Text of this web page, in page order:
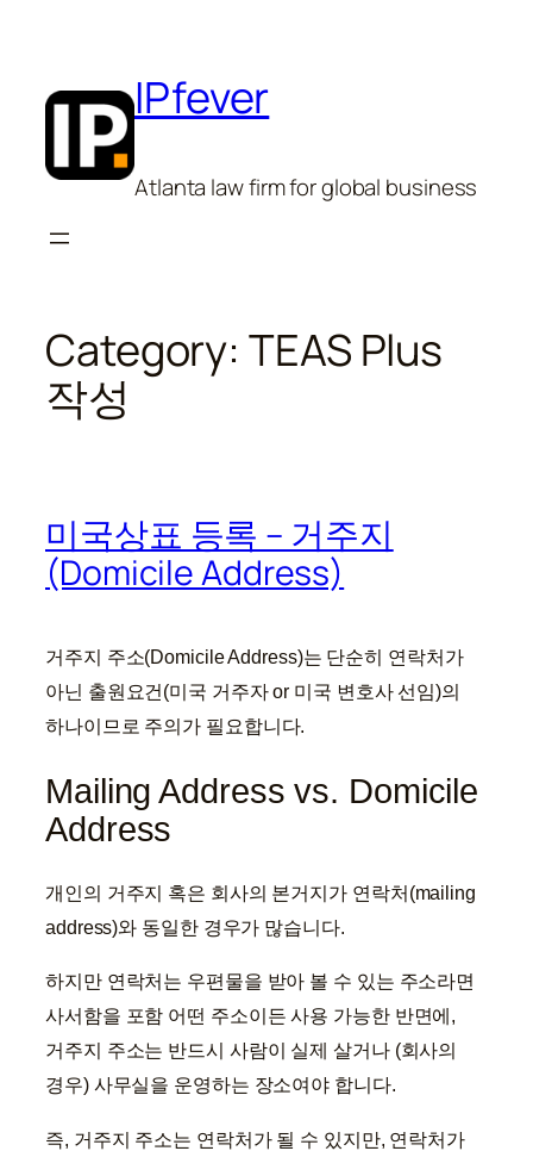
IPfever
Atlanta law firm for global business
Category: TEAS Plus
작성
미국상표 등록 – 거주지
(Domicile Address)
거주지 주소(Domicile Address)는 단순히 연락처가
아닌 출원요건(미국 거주자 or 미국 변호사 선임)의
하나이므로 주의가 필요합니다.
Mailing Address vs. Domicile
Address
개인의 거주지 혹은 회사의 본거지가 연락처(mailing
address)와 동일한 경우가 많습니다.
하지만 연락처는 우편물을 받아 볼 수 있는 주소라면
사서함을 포함 어떤 주소이든 사용 가능한 반면에,
거주지 주소는 반드시 사람이 실제 살거나 (회사의
경우) 사무실을 운영하는 장소여야 합니다.
즉, 거주지 주소는 연락처가 될 수 있지만, 연락처가